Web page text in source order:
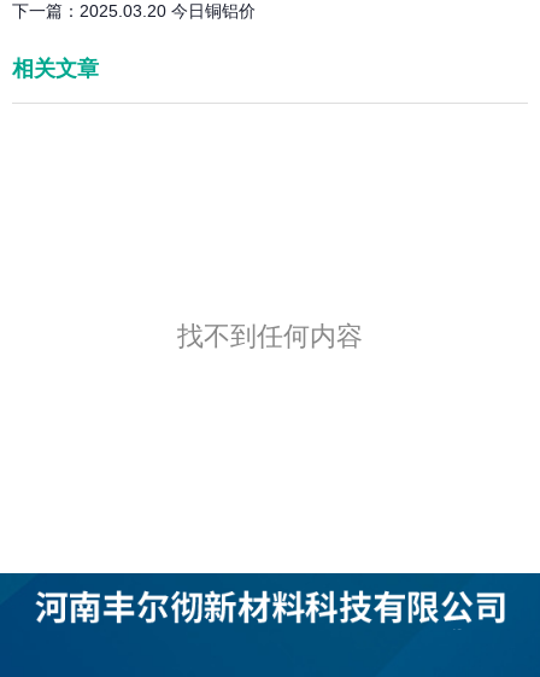
下一篇： 2025.03.20 今日铜铝价
相关文章
找不到任何内容